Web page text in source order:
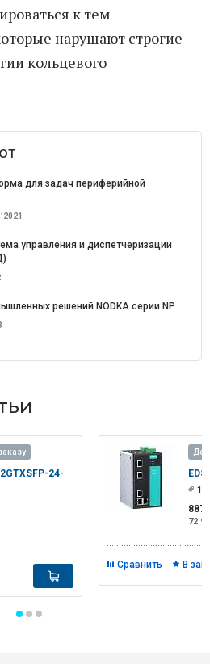
к тем
нарушают строгие
кольцевого
для задач периферийной
управления и диспетчеризации
решений NODKA серии NP
24-
72
Сравнить В